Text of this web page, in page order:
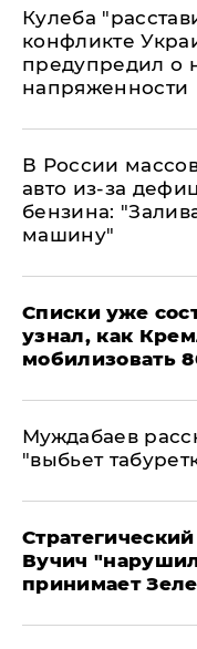
Кулеба
конфликте
предупредил о
напряженности
В России
авто из-за
бензина:
машину"
Списки уже
узнал, как
мобилизовать
Муждабаев
"выбьет
Вучич
принимает